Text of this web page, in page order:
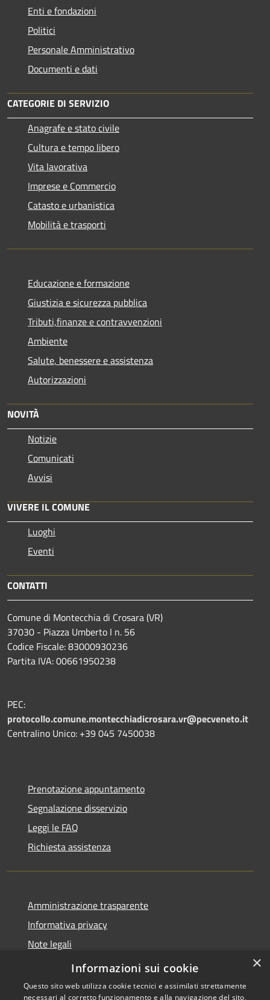
Enti e fondazioni
Politici
Personale Amministrativo
Documenti e dati
CATEGORIE DI SERVIZIO
Anagrafe e stato civile
Cultura e tempo libero
Vita lavorativa
Imprese e Commercio
Catasto e urbanistica
Mobilità e trasporti
Educazione e formazione
Giustizia e sicurezza pubblica
Tributi,finanze e contravvenzioni
Ambiente
Salute, benessere e assistenza
Autorizzazioni
NOVITÀ
Notizie
Comunicati
Avvisi
VIVERE IL COMUNE
Luoghi
Eventi
CONTATTI
Comune di Montecchia di Crosara (VR)
37030 - Piazza Umberto I n. 56
Codice Fiscale: 83000930236
Partita IVA: 00661950238
PEC:
protocollo.comune.montecchiadicrosara.vr@pecveneto.it
Centralino Unico: +39 045 7450038
Prenotazione appuntamento
Segnalazione disservizio
Leggi le FAQ
Richiesta assistenza
Amministrazione trasparente
Informativa privacy
Note legali
Dichiarazione di accessibilità
×
Informazioni sui cookie
Questo sito web utilizza cookie tecnici e assimilati strettamente
necessari al corretto funzionamento e alla navigazione del sito,